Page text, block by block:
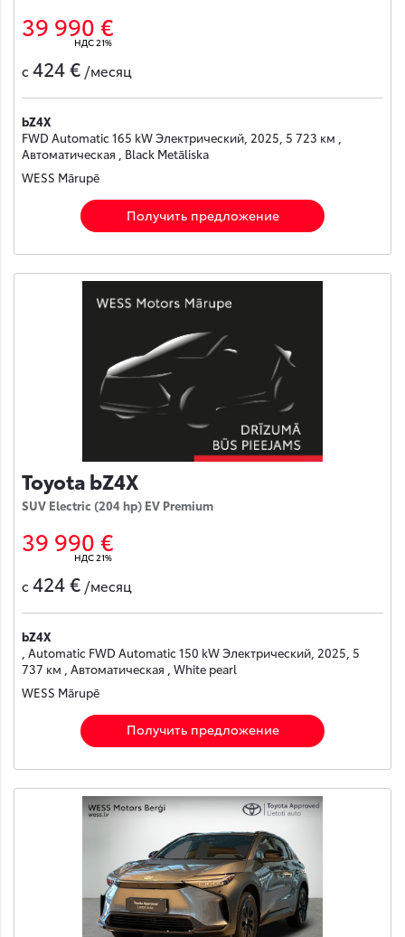
39 990 €
НДС 21%
с 424 € /месяц
bZ4X
FWD Automatic 165 kW Электрический, 2025, 5 723 км ,
Автоматическая , Black Metāliska
WESS Mārupē
Получить предложение
Toyota bZ4X
SUV Electric (204 hp) EV Premium
39 990 €
НДС 21%
с 424 € /месяц
bZ4X
, Automatic FWD Automatic 150 kW Электрический, 2025, 5
737 км , Автоматическая , White pearl
WESS Mārupē
Получить предложение